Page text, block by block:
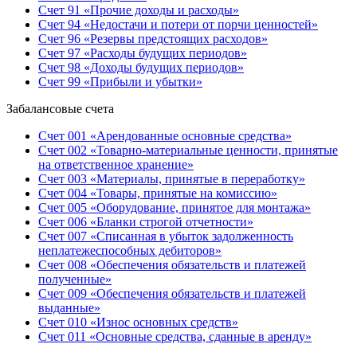
Счет 91 «Прочие доходы и расходы»
Счет 94 «Недостачи и потери от порчи ценностей»
Счет 96 «Резервы предстоящих расходов»
Счет 97 «Расходы будущих периодов»
Счет 98 «Доходы будущих периодов»
Счет 99 «Прибыли и убытки»
Забалансовые счета
Счет 001 «Арендованные основные средства»
Счет 002 «Товарно-материальные ценности, принятые
на ответственное хранение»
Счет 003 «Материалы, принятые в переработку»
Счет 004 «Товары, принятые на комиссию»
Счет 005 «Оборудование, принятое для монтажа»
Счет 006 «Бланки строгой отчетности»
Счет 007 «Списанная в убыток задолженность
неплатежеспособных дебиторов»
Счет 008 «Обеспечения обязательств и платежей
полученные»
Счет 009 «Обеспечения обязательств и платежей
выданные»
Счет 010 «Износ основных средств»
Счет 011 «Основные средства, сданные в аренду»